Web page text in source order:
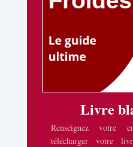
Livre
Renseignez votre
télécharger votre